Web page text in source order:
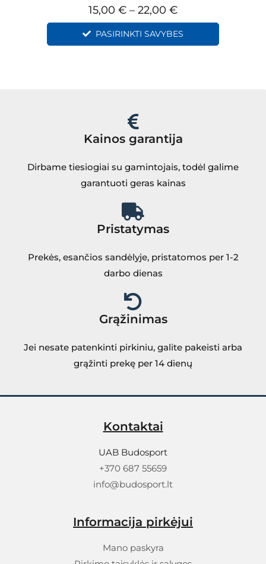
15,00 € – 22,00 €
PASIRINKTI SAVYBES
Kainos garantija
Dirbame tiesiogiai su gamintojais, todėl galime
garantuoti geras kainas
Pristatymas
Prekės, esančios sandėlyje, pristatomos per 1-2
darbo dienas
Grąžinimas
Jei nesate patenkinti pirkiniu, galite pakeisti arba
grąžinti prekę per 14 dienų
Kontaktai
UAB Budosport
+370 687 55659
info@budosport.lt
Informacija pirkėjui
Mano paskyra